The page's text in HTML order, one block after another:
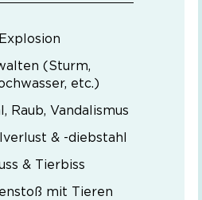
(Sturm,
etc.)
Raub, Vandalismus
& -diebstahl
& Tierbiss
mit Tieren